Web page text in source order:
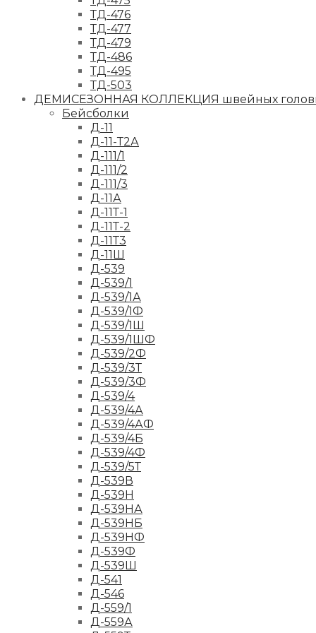
ТД-476
ТД-477
ТД-479
ТД-486
ТД-495
ТД-503
ДЕМИСЕЗОННАЯ КОЛЛЕКЦИЯ швейных
Бейсболки
Д-11
Д-11-Т2А
Д-111/1
Д-111/2
Д-111/3
Д-11А
Д-11Т-1
Д-11Т-2
Д-11Т3
Д-11Ш
Д-539
Д-539/1
Д-539/1А
Д-539/1Ф
Д-539/1Ш
Д-539/1ШФ
Д-539/2Ф
Д-539/3Т
Д-539/3Ф
Д-539/4
Д-539/4А
Д-539/4АФ
Д-539/4Б
Д-539/4Ф
Д-539/5Т
Д-539В
Д-539Н
Д-539НА
Д-539НБ
Д-539НФ
Д-539Ф
Д-539Ш
Д-541
Д-546
Д-559/1
Д-559А